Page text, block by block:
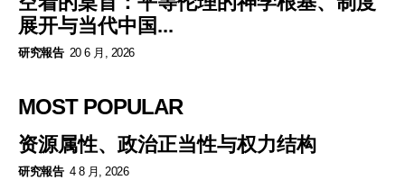
展开与当代中国...
研究報告 20 6 月, 2026
MOST POPULAR
资源属性、政治正当性与权力结构
研究報告 4 8 月, 2026